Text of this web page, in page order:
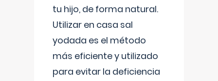
tu hijo, de forma natural.
Utilizar en casa sal
yodada es el método
más eficiente y utilizado
para evitar la deficiencia